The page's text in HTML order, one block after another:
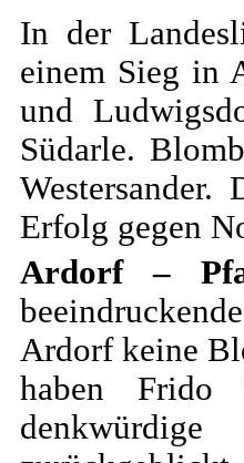
In der
einem Sieg in
und
Südarle.
Erfolg gegen
Ardorf –
Ardorf keine
haben Frido